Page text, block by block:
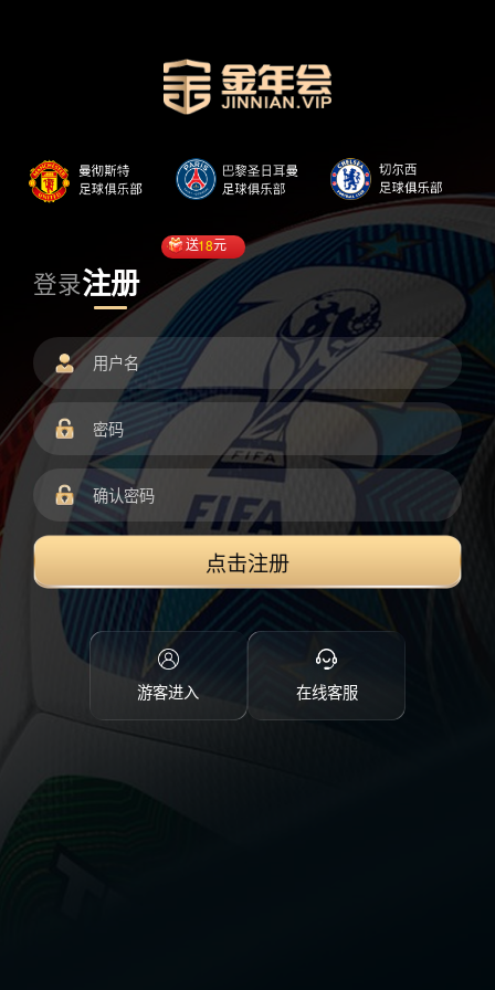
登录注册
送18元
点击注册
游客进入 在线客服